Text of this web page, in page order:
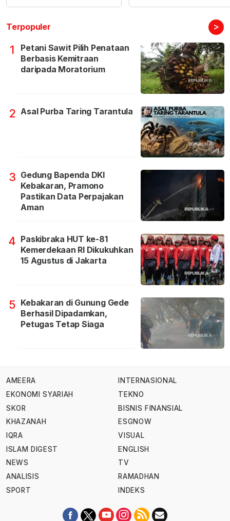
Terpopuler >
1
Petani Sawit Pilih Penataan
Berbasis Kemitraan
daripada Moratorium
2 Asal Purba Taring Tarantula
3 Gedung Bapenda DKI
Kebakaran, Pramono
Pastikan Data Perpajakan
Aman
4 Paskibraka HUT ke-81
Kemerdekaan RI Dikukuhkan
15 Agustus di Jakarta
5 Kebakaran di Gunung Gede
Berhasil Dipadamkan,
Petugas Tetap Siaga
AMEERA
EKONOMI SYARIAH
SKOR
KHAZANAH
IQRA
ISLAM DIGEST
NEWS
ANALISIS
SPORT
INTERNASIONAL
TEKNO
BISNIS FINANSIAL
ESGNOW
VISUAL
ENGLISH
TV
RAMADHAN
INDEKS